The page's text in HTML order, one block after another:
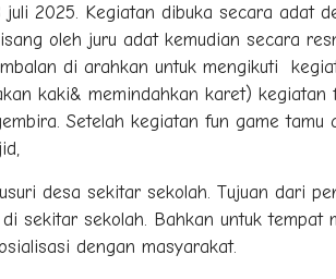
2025. Kegiatan dibuka secara adat
oleh juru adat kemudian secara
di arahkan untuk mengikuti
kaki& memindahkan karet) kegiatan
Setelah kegiatan fun game tamu
desa sekitar sekolah. Tujuan dari
sekitar sekolah. Bahkan untuk tempat
dengan masyarakat.